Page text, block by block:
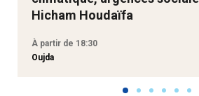
Hicham Houdaïfa
À partir de 18:30
Oujda